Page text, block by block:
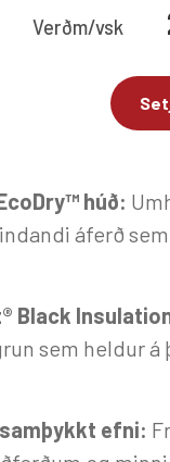
Verðm/vsk
húð:
áferð
Black
sem heldur á
efni: